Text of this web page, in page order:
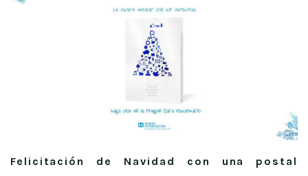
Felicitación de Navidad con una postal